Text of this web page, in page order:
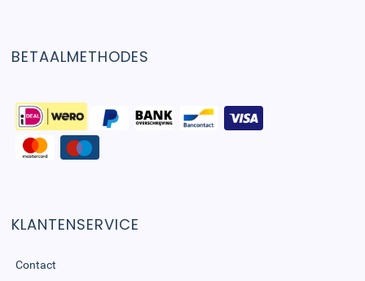
BETAALMETHODES
KLANTENSERVICE
Contact